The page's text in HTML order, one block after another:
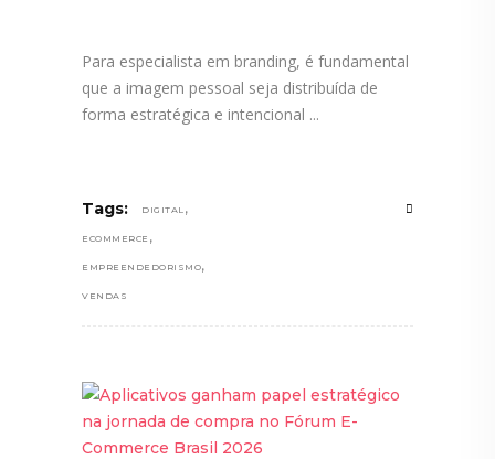
Para especialista em branding, é fundamental
que a imagem pessoal seja distribuída de
forma estratégica e intencional
Tags: DIGITAL ,
ECOMMERCE ,
EMPREENDEDORISMO,
VENDAS